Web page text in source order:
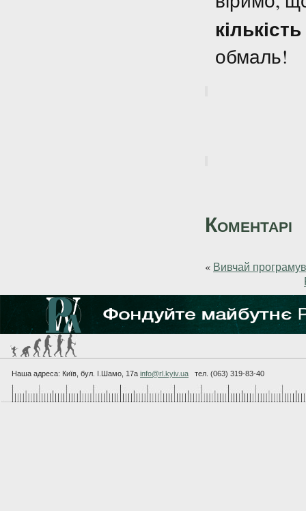
обмаль!
Коментарі
« Вивчай
Наша адреса: Київ, бул. I.Шамо, 17а info@rl.kyiv.ua тел. (063) 319-83-40